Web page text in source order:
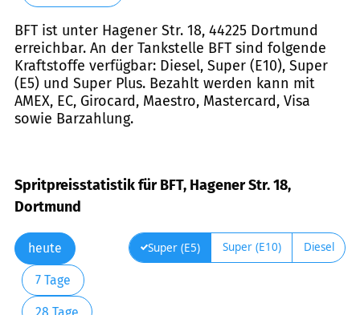
BFT ist unter Hagener Str. 18, 44225 Dortmund
erreichbar. An der Tankstelle BFT sind folgende
Kraftstoffe verfügbar: Diesel, Super (E10), Super
(E5) und Super Plus. Bezahlt werden kann mit
AMEX, EC, Girocard, Maestro, Mastercard, Visa
sowie Barzahlung.
Spritpreisstatistik für BFT, Hagener Str. 18,
Dortmund
heute
7 Tage
Super (E5) Super (E10) Diesel